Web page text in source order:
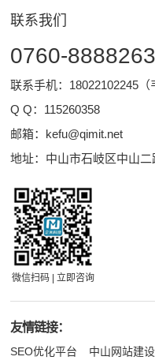
联系我们
0760-
联系手机：18022102245
Q Q： 115260358
邮箱： kefu@qimit.net
地址：中山市石岐区中山
微信扫码 | 立即咨询
友情链接：
SEO优化平台 中山网站建设